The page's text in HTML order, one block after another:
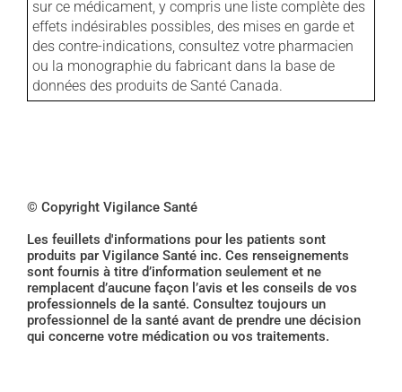
sur ce médicament, y compris une liste complète des
effets indésirables possibles, des mises en garde et
des contre-indications, consultez votre pharmacien
ou la monographie du fabricant dans la base de
données des produits de Santé Canada.
© Copyright Vigilance Santé
Les feuillets d'informations pour les patients sont
produits par Vigilance Santé inc. Ces renseignements
sont fournis à titre d’information seulement et ne
remplacent d’aucune façon l’avis et les conseils de vos
professionnels de la santé. Consultez toujours un
professionnel de la santé avant de prendre une décision
qui concerne votre médication ou vos traitements.